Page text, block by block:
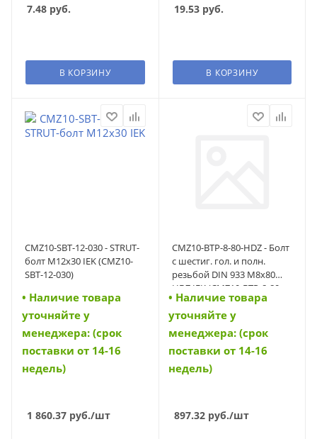
7.48 руб.
В КОРЗИНУ
19.53руб.
В КОРЗИНУ
CMZ10-SBT-12-030 - STRUT-
болт М12х30 IEK (CMZ10-
SBT-12-030)
• Наличие товара
уточняйте у
менеджера: (срок
поставки от 14-16
недель)
1 860.37 руб./шт
CMZ10-BTP-8-80-HDZ - Болт
с шестиг. гол. и полн.
резьбой DIN 933 М8х80
HDZ IEK (CMZ10-BTP-8-80-
HDZ)
• Наличие товара
уточняйте у
менеджера: (срок
поставки от 14-16
недель)
897.32руб./шт